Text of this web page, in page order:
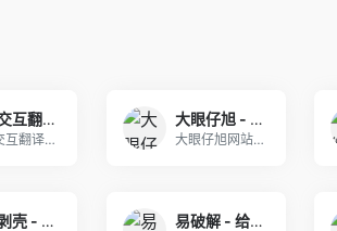
腾讯交互翻译TranSmart
腾讯交互翻译TranSmart是由腾讯AI La
大眼仔旭 - 专注开源软件、视频剪辑、免费商用字体、屏幕录像工具、思维导图等办公资源分享
大眼仔旭网站是个人非盈利性网站，主要以分享日常工
果核剥壳 - 互联网的净土 易破解 - 给你所需要的内容